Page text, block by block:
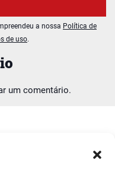
um comentário.
a nossa Política de
de uso.